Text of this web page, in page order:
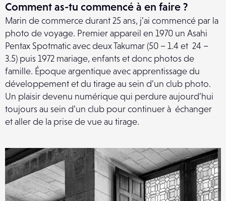
Comment as-tu commencé à en faire ?
Marin de commerce durant 25 ans, j’ai commencé par la
photo de voyage. Premier appareil en 1970 un Asahi
Pentax Spotmatic avec deux Takumar (50 – 1.4 et 24 –
3.5) puis 1972 mariage, enfants et donc photos de
famille. Époque argentique avec apprentissage du
développement et du tirage au sein d’un club photo.
Un plaisir devenu numérique qui perdure aujourd’hui
toujours au sein d’un club pour continuer à échanger
et aller de la prise de vue au tirage.